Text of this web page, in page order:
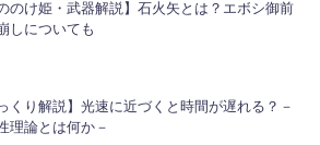
ののけ姫・武器解説】石火矢とは？エボシ御前
しについても
くり解説】光速に近づくと時間が遅れる？－
理論とは何か－